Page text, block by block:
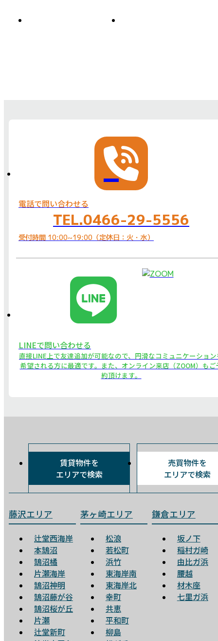
電話で問い合わせる
TEL.0466-29-5556
受付時間 10:00~19:00（定休日：火・水）
LINEで問い合わせる
直接LINE上で友達追加が可能なので、円滑なコミュニケーショ
希望される方に最適です。また、オンライン来店（ZOOM）もご
約頂けます。
賃貸物件を
エリアで検索
売買物件を
エリアで検索
藤沢エリア
辻堂西海岸
本鵠沼
鵠沼橘
片瀬海岸
鵠沼神明
鵠沼藤が谷
鵠沼桜が丘
片瀬
辻堂新町
茅ヶ崎エリア
松浪
若松町
浜竹
東海岸南
東海岸北
幸町
共恵
平和町
柳島
鎌倉エリア
坂ノ下
稲村ガ崎
由比ガ浜
腰越
材木座
七里ガ浜